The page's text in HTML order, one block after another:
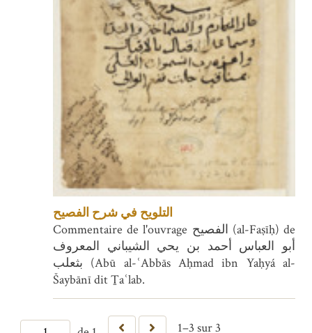
التلويح في شرح الفصيح
Commentaire de l'ouvrage الفصيح (al-Faṣīḥ) de
أبو العباس أحمد بن يحي الشيباني المعروف
بثعلب (Abū al-ʿAbbās Aḥmad ibn Yaḥyá al-
Šaybānī dit Ṯaʿlab.
1–3 sur 3